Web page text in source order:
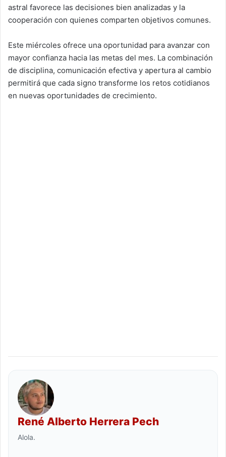
astral favorece las decisiones bien analizadas y la
cooperación con quienes comparten objetivos comunes.
Este miércoles ofrece una oportunidad para avanzar con
mayor confianza hacia las metas del mes. La combinación
de disciplina, comunicación efectiva y apertura al cambio
permitirá que cada signo transforme los retos cotidianos
en nuevas oportunidades de crecimiento.
René Alberto Herrera Pech
Alola.